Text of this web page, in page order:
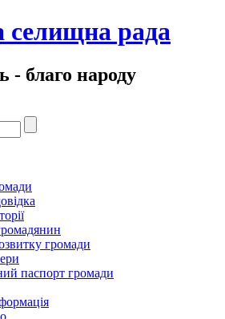
селищна рада
благо народу
громади
паспорт громади